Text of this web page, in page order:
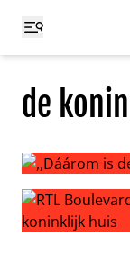
de
,,Dáárom is